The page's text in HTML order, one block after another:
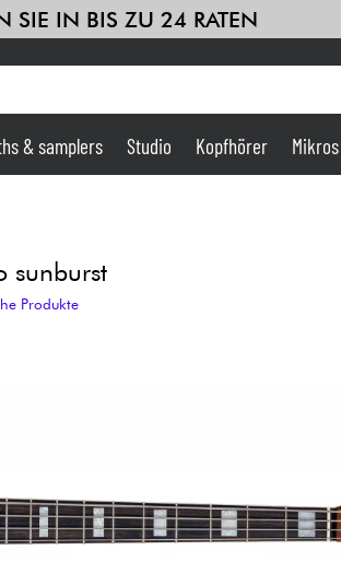
SIE IN BIS ZU 24 RATEN
Studio
Sehen Sie sich unsere Marken
& samplers Studio Kopfhörer Mikros
sunburst
Produkte